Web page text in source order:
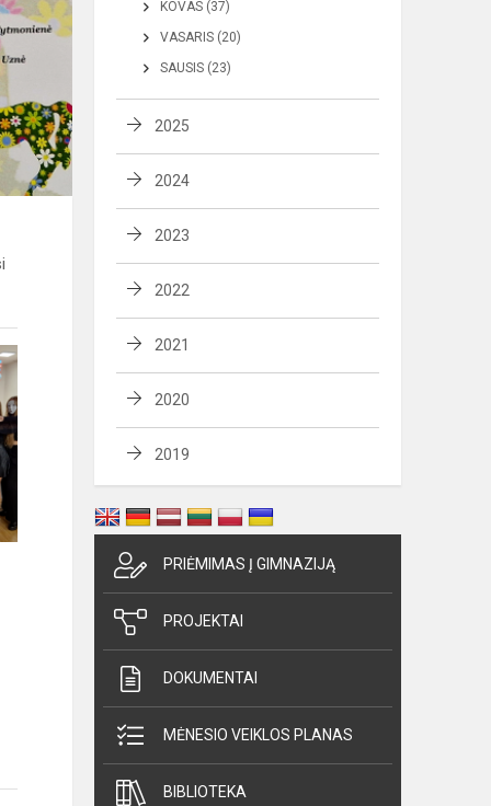
KOVAS (37)
VASARIS (20)
SAUSIS (23)
2025
2024
2023
2022
2021
2020
2019
PRIĖMIMAS Į GIMNAZIJĄ
PROJEKTAI
DOKUMENTAI
MĖNESIO VEIKLOS PLANAS
BIBLIOTEKA